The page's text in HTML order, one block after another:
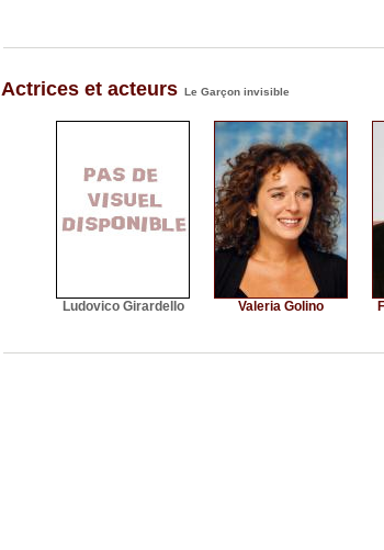
Actrices et acteurs Le Garçon invisible
Ludovico Girardello Valeria Golino